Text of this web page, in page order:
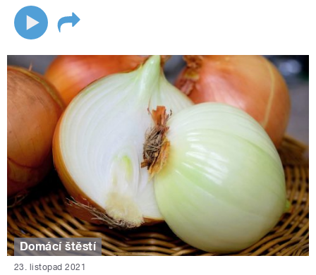
Domácí štěstí
23. listopad 2021